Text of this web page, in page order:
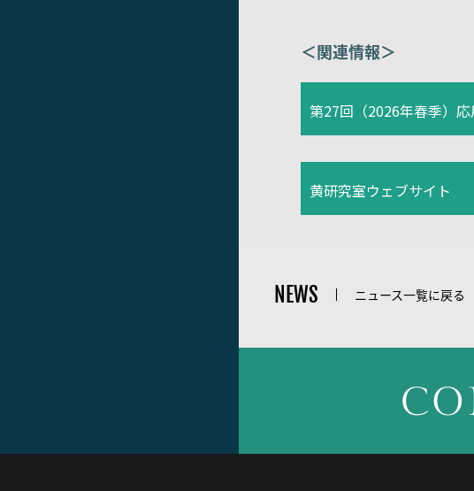
＜関連情報＞
黄研究室ウェブサイト
NEWS ニュース一覧に戻る